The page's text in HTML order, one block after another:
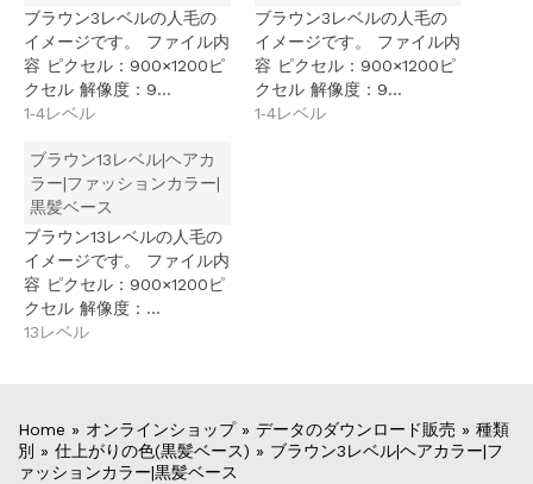
ブラウン3レベルの人毛の
イメージです。 ファイル内
容 ピクセル：900×1200ピ
クセル 解像度：9…
1‐4レベル
ブラウン3レベルの人毛の
イメージです。 ファイル内
容 ピクセル：900×1200ピ
クセル 解像度：9…
1‐4レベル
ブラウン13レベル|ヘアカ
ラー|ファッションカラー|
黒髪ベース
ブラウン13レベルの人毛の
イメージです。 ファイル内
容 ピクセル：900×1200ピ
クセル 解像度：…
13レベル
Home » オンラインショップ » データのダウンロード販売 » 種類
別 » 仕上がりの色(黒髪ベース) » ブラウン3レベル|ヘアカラー|フ
ァッションカラー|黒髪ベース